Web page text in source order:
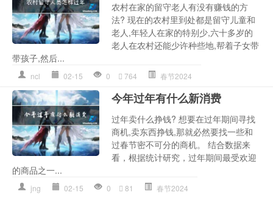
农村在家的留守老人有没有赚钱的方
法? 现在的农村里到处都是留守儿童和
老人,年轻人在家的特别少,六十多岁的
老人在农村还能少许种些地,帮着子女带
带孩子,然后...
ncl 02-15 0 764 春节2024
今年过年有什么新消费
过年卖什么挣钱? 想要在过年期间寻找
商机,卖东西挣钱,那就必然要找一些和
过春节密不可分的商机。 结合数据来
看，根据统计研究，过年期间最受欢迎
的商品之一...
jng 02-15 0 81 春节2024